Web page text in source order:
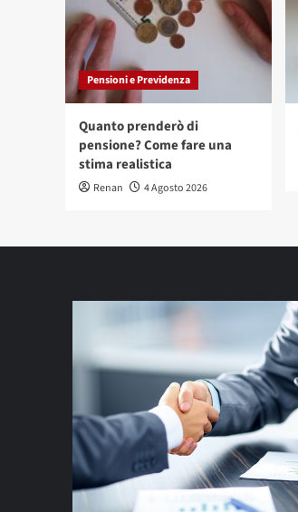
Pensioni e Previdenza
Quanto prenderò di
pensione? Come fare una
stima realistica
Renan 4 Agosto 2026